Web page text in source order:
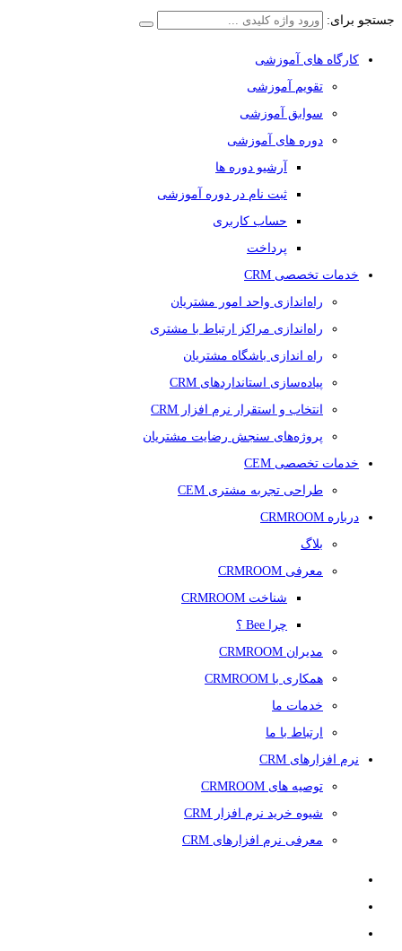
جستجو برای:
کارگاه های آموزشی
تقویم آموزشی
سوابق آموزشی
دوره های آموزشی
آرشیو دوره ها
ثبت نام در دوره آموزشی
حساب کاربری
پرداخت
خدمات تخصصی CRM
راه‌اندازی واحد امور مشتریان
راه‌اندازی مراکز ارتباط با مشتری
راه اندازی باشگاه مشتریان
پیاده‌سازی استانداردهای CRM
انتخاب و استقرار نرم افزار CRM
پروژه‌های سنجش رضایت مشتریان
خدمات تخصصی CEM
طراحی تجربه مشتری CEM
درباره CRMROOM
بلاگ
معرفی CRMROOM
شناخت CRMROOM
چرا Bee ؟
مدیران CRMROOM
همکاری با CRMROOM
خدمات ما
ارتباط با ما
نرم افزارهای CRM
توصیه های CRMROOM
شیوه خرید نرم افزار CRM
معرفی نرم افزارهای CRM